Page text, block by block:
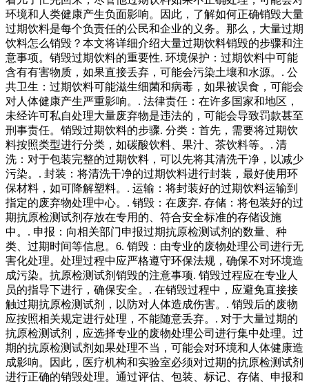
环境和人类健康产生负面影响。因此，了解如何正确销毁大量
过期饮料是每个负责任的公民和企业的义务。那么，大量过期
饮料怎么销毁？本文将详细介绍大量过期饮料销毁的步骤和注
意事项。销毁过期饮料的重要性. 环境保护：过期饮料中可能
含有有害物质，如果直接丢弃，可能会污染土壤和水源。. 公
共卫生：过期饮料可能滋生细菌和病毒，如果被误食，可能会
对人体健康产生严重影响。. 法律责任：在许多国家和地区，
未经许可私自处理大量废弃物是违法的，可能会导致罚款甚至
刑事责任。销毁过期饮料的步骤. 分类：首先，需要将过期饮
料按照类型进行分类，如碳酸饮料、果汁、茶饮料等。. 清
洗：对于包装完整的过期饮料，可以先将其清洗干净，以减少
污染。. 封装：将清洗干净的过期饮料进行封装，最好使用环
保材料，如可降解塑料。. 运输：将封装好的过期饮料运输到
指定的废弃物处理中心。. 销毁：在废弃. 存储：将包装好的过
期抗原检测试剂存放在专用的、符合安全标准的存储设施
中。. 申报：向相关部门申报过期抗原检测试剂的数量、种
类、过期时间等信息。6. 销毁：由专业的废物处理公司进行无
害化处理。处理过程中应严格遵守环保法规，确保不对环境造
成污染。抗原检测试剂销毁的注意事项. 销毁过程应在专业人
员的指导下进行，确保安全。. 在销毁过程中，应避免直接接
触过期抗原检测试剂，以防对人体造成伤害。. 销毁后的废物
应按照相关规定进行处理，不能随意丢弃。. 对于大量过期的
抗原检测试剂，应选择专业的废物处理公司进行集中处理。过
期的抗原检测试剂如果处理不当，可能会对环境和人体健康造
成影响。因此，医疗机构和实验室必须对过期的抗原检测试剂
进行正确的销毁处理。通过评估、包装、标记、存储、申报和